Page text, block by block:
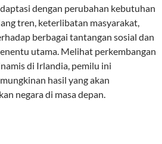
dengan perubahan kebutuhan
tren, keterlibatan masyarakat,
berbagai tantangan sosial dan
utama. Melihat perkembangan
di Irlandia, pemilu ini
hasil yang akan
negara di masa depan.